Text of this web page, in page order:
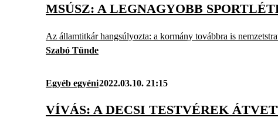
MSÚSZ: A LEGNAGYOBB
Az államtitkár hangsúlyozta: a kormány továbbra is
Szabó Tünde
Egyéb egyéni2022.03.10. 21:15
VÍVÁS: A DECSI TESTVÉREK